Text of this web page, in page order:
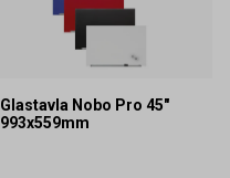
Glastavla Nobo Pro 45"
993x559mm